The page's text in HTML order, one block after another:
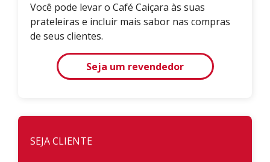
Você pode levar o Café Caiçara às suas
prateleiras e incluir mais sabor nas compras
de seus clientes.
Seja um revendedor
SEJA CLIENTE